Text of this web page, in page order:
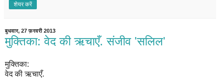
शेयर करें
बुधवार, 27 फ़रवरी 2013
मुक्तिका: वेद की ऋचाएँ. संजीव 'सलिल'
मुक्तिका:
वेद की ऋचाएँ.